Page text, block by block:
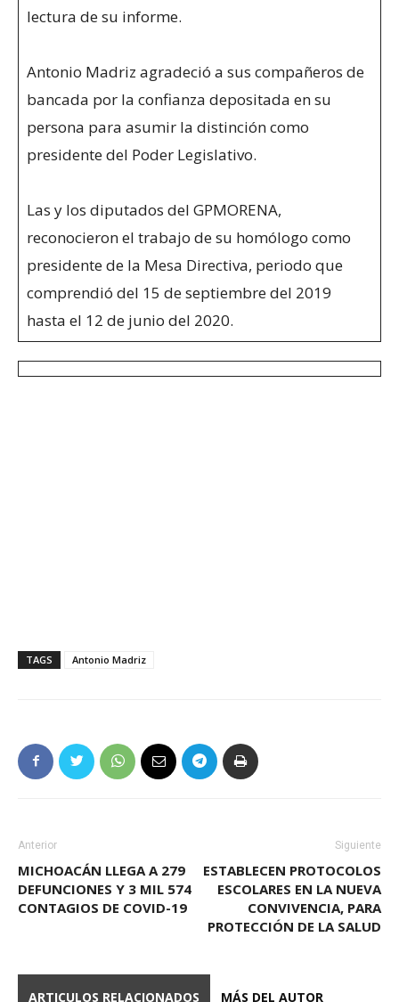
lectura de su informe.
Antonio Madriz agradeció a sus compañeros de
bancada por la confianza depositada en su
persona para asumir la distinción como
presidente del Poder Legislativo.
Las y los diputados del GPMORENA,
reconocieron el trabajo de su homólogo como
presidente de la Mesa Directiva, periodo que
comprendió del 15 de septiembre del 2019
hasta el 12 de junio del 2020.
TAGS Antonio Madriz
Anterior
MICHOACÁN LLEGA A 279
DEFUNCIONES Y 3 MIL 574
CONTAGIOS DE COVID-19
Siguiente
ESTABLECEN PROTOCOLOS
ESCOLARES EN LA NUEVA
CONVIVENCIA, PARA
PROTECCIÓN DE LA SALUD
ARTICULOS RELACIONADOS MÁS DEL AUTOR